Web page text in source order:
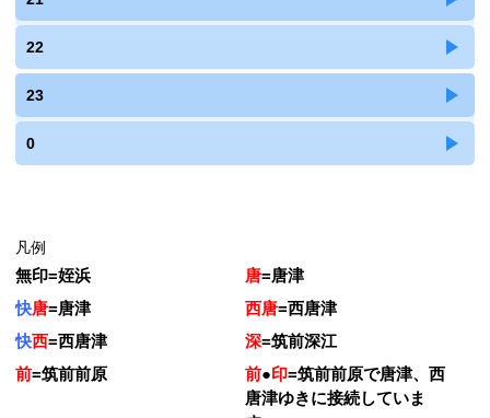
22
23
0
凡例
無印=姪浜 唐=唐津
快唐=唐津 西唐=西唐津
快西=西唐津 深=筑前深江
前=筑前前原 前●印=筑前前原で唐津、西
唐津ゆきに接続していま